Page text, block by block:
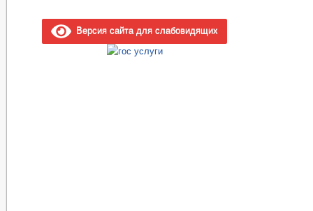
Версия сайта для слабовидящих